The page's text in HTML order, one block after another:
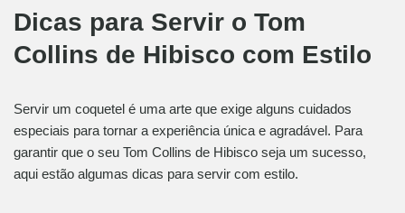
Dicas para Servir o Tom
Collins de Hibisco com Estilo
Servir um coquetel é uma arte que exige alguns cuidados
especiais para tornar a experiência única e agradável. Para
garantir que o seu Tom Collins de Hibisco seja um sucesso,
aqui estão algumas dicas para servir com estilo.